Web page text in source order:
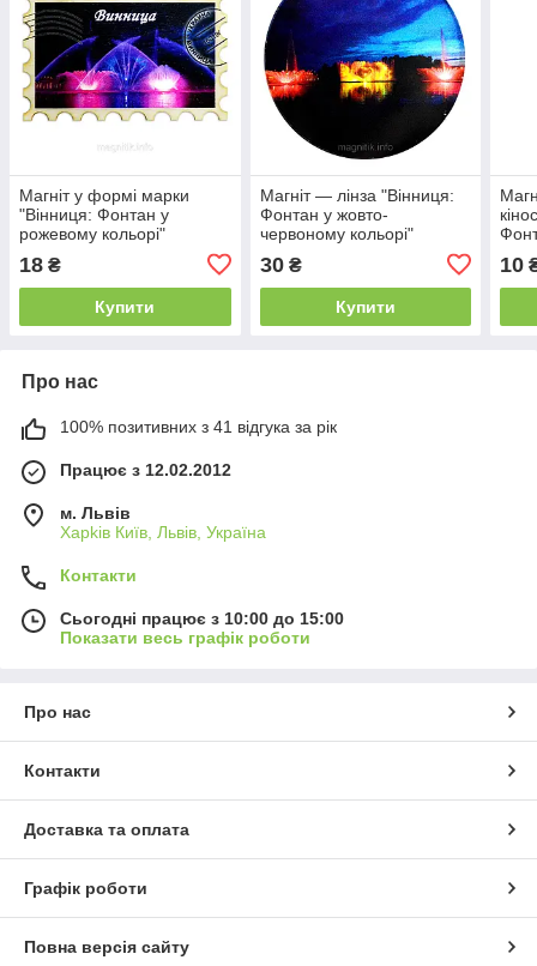
Магніт у формі марки
"Вінниця: Фонтан у
рожевому кольорі"
18 ₴
Купити
Магніт — лінза "Вінниця:
Фонтан у жовто-
червоному кольорі"
30₴
Купити
10
Про нас
100% позитивних з 41 відгука за рік
Працює з 12.02.2012
м. Львів
Харkiв Київ, Львів, Україна
Контакти
Сьогодні працює з 10:00 до 15:00
Показати весь графік роботи
Про нас
Контакти
Доставка та оплата
Графік роботи
Повна версія сайту